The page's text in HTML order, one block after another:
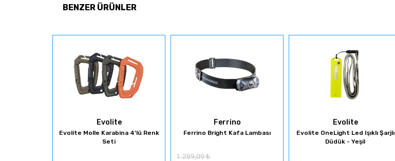
BENZER ÜRÜNLER
Evolite
Evolite Molle Karabina 4’lü Renk
Seti
Ferrino
Ferrino Bright Kafa Lambası
1.289,09₺
Evolite
Evolite OneLight Led Işıklı Şarjlı
Düdük - Yeşil